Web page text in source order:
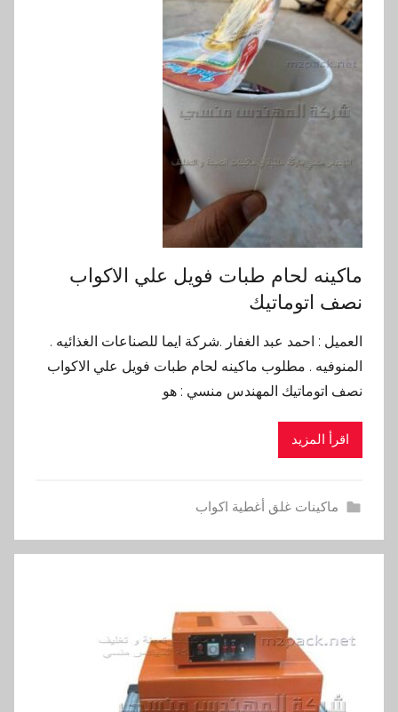
ماكينه لحام طبات فويل علي الاكواب
نصف اتوماتيك
العميل : احمد عبد الغفار .شركة ايما للصناعات الغذائيه .
المنوفيه . مطلوب ماكينه لحام طبات فويل علي الاكواب
نصف اتوماتيك المهندس منسي : هو
اقرأ المزيد
ماكينات غلق أغطية اكواب